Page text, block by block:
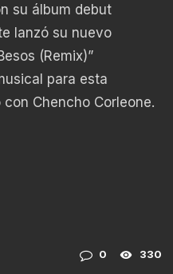
su álbum debut
lanzó su nuevo
(Remix)”
para esta
Chencho Corleone.
0 330